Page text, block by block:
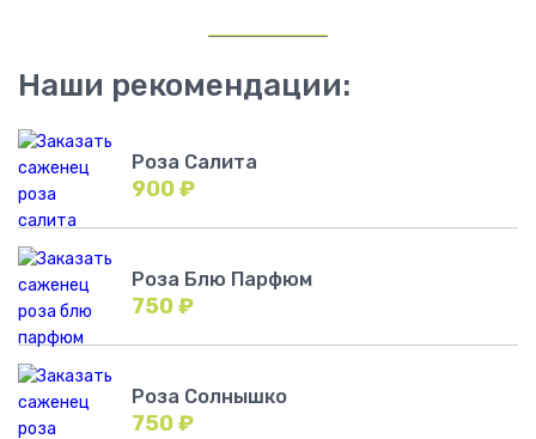
Наши рекомендации:
Роза Салита
900₽
Роза Блю Парфюм
750₽
Роза Солнышко
750₽